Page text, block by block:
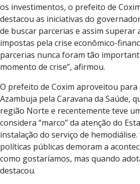
os investimentos, o prefeito de
destacou as iniciativas do
de buscar parcerias e assim superar
impostas pela crise econômico-
parcerias nunca foram tão
momento de crise”, afirmou.
O prefeito de Coxim aproveitou para
Azambuja pela Caravana da Saúde,
região Norte e recentemente teve
considera “marco” da atenção do
instalação do serviço de hemodiálise.
políticas públicas demoram a
como gostaríamos, mas quando
destacou.